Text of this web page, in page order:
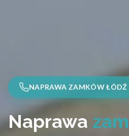
NAPRAWA ZAMKÓW ŁÓDŹ
Naprawa